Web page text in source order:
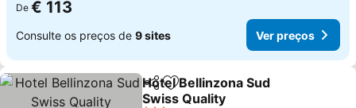
De € 113
Consulte os preços de 9 sites Ver preços
PartilharAdicionar aos favoritos
Hotel Bellinzona Sud
Swiss Quality